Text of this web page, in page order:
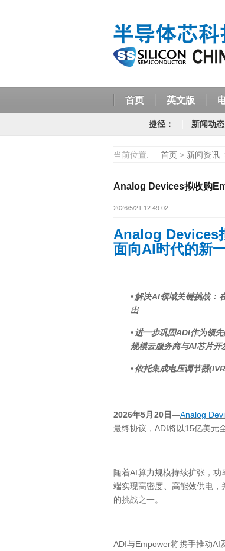
首页 英文版
捷径： 新闻动态
当前位置: 首页 > 新闻资讯
Analog Devices拟收购
2026/5/21 12:49:02
Analog Devices
面向AI 时代的新
• 解决AI领域关键挑战：
出
•进一步巩固ADI作为领
规模云服务商与AI芯片开
• 依托集成电压调节器
2026年5月 20日 —Analog
最终协议， ADI将以15亿美元
随着AI算力规模持续扩张，功
端实现高密度、高能效供电
的挑战之一。
ADI与Empower将携手推动AI